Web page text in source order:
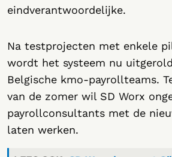
eindverantwoordelijke.
Na testprojecten met enkele
wordt het systeem nu
Belgische kmo-payrollteams.
van de zomer wil SD Worx
payrollconsultants met de
laten werken.